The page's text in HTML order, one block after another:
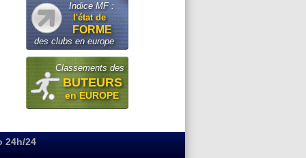
Indice MF :
l'état de
FORME
des clubs en europe
Classements des
BUTEURS
en EUROPE
24h/24